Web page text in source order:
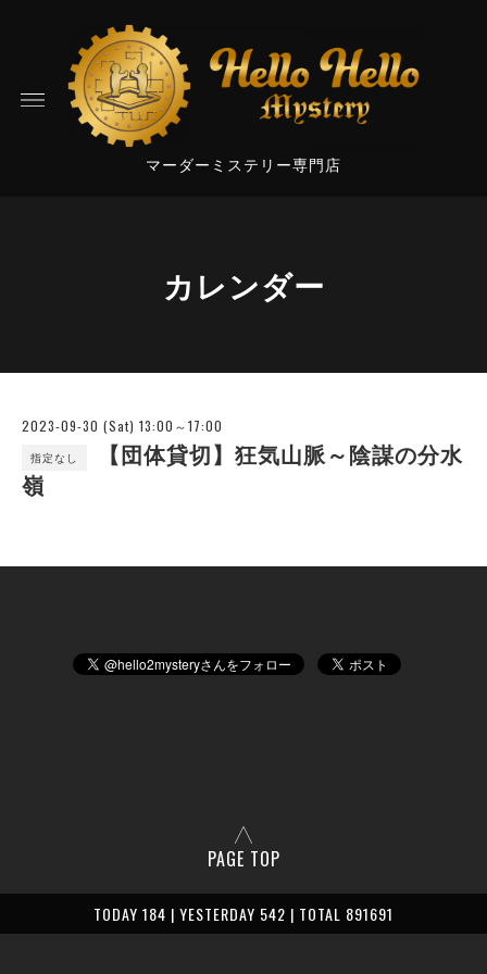
マーダーミステリー専門店
カレンダー
2023-09-30 (Sat) 13:00～17:00
指定なし
【団体貸切】狂気山脈～陰謀の分水
嶺
PAGE TOP
TODAY 184 | YESTERDAY 542 | TOTAL 891691